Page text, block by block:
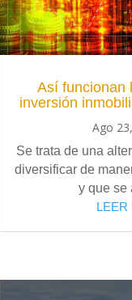
Así funcionan
inversión
Ago
Se trata de una
diversificar de
y que se
LEER